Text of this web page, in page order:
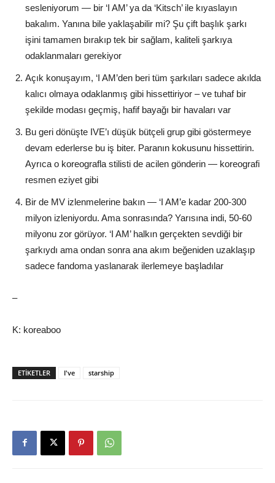
sesleniyorum — bir ‘I AM’ ya da ‘Kitsch’ ile kıyaslayın
bakalım. Yanına bile yaklaşabilir mi? Şu çift başlık şarkı
işini tamamen bırakıp tek bir sağlam, kaliteli şarkıya
odaklanmaları gerekiyor
Açık konuşayım, ‘I AM’den beri tüm şarkıları sadece akılda
kalıcı olmaya odaklanmış gibi hissettiriyor – ve tuhaf bir
şekilde modası geçmiş, hafif bayağı bir havaları var
Bu geri dönüşte IVE’ı düşük bütçeli grup gibi göstermeye
devam ederlerse bu iş biter. Paranın kokusunu hissettirin.
Ayrıca o koreografla stilisti de acilen gönderin — koreografi
resmen eziyet gibi
Bir de MV izlenmelerine bakın — ‘I AM’e kadar 200-300
milyon izleniyordu. Ama sonrasında? Yarısına indi, 50-60
milyonu zor görüyor. ‘I AM’ halkın gerçekten sevdiği bir
şarkıydı ama ondan sonra ana akım beğeniden uzaklaşıp
sadece fandoma yaslanarak ilerlemeye başladılar
–
K: koreaboo
ETIKETLER I've starship